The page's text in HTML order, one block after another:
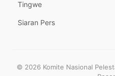
Tingwe
Siaran Pers
© 2026 Komite Nasional